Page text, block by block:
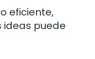
eficiente,
ideas puede